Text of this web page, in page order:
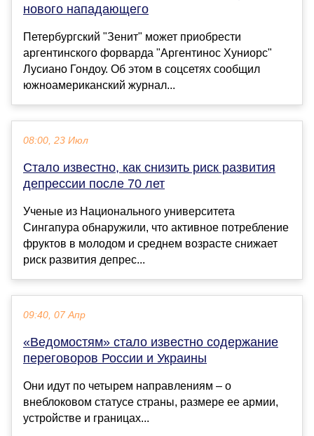
нового нападающего
Петербургский "Зенит" может приобрести
аргентинского форварда "Аргентинос Хуниорс"
Лусиано Гондоу. Об этом в соцсетях сообщил
южноамериканский журнал...
08:00, 23 Июл
Стало известно, как снизить риск развития
депрессии после 70 лет
Ученые из Национального университета
Сингапура обнаружили, что активное потребление
фруктов в молодом и среднем возрасте снижает
риск развития депрес...
09:40, 07 Апр
«Ведомостям» стало известно содержание
переговоров России и Украины
Они идут по четырем направлениям – о
внеблоковом статусе страны, размере ее армии,
устройстве и границах...